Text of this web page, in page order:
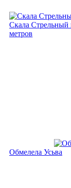
Скала Стрельный
метров
Обмелела Усьва